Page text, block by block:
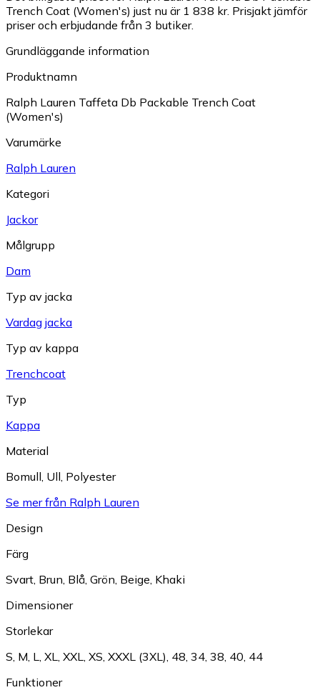
Trench Coat (Women's) just nu är 1 838 kr. Prisjakt jämför
priser och erbjudande från 3 butiker.
Grundläggande information
Produktnamn
Ralph Lauren Taffeta Db Packable Trench Coat
(Women's)
Varumärke
Ralph Lauren
Kategori
Jackor
Målgrupp
Dam
Typ av jacka
Vardag jacka
Typ av kappa
Trenchcoat
Typ
Kappa
Material
Bomull, Ull, Polyester
Se mer från Ralph Lauren
Design
Färg
Svart, Brun, Blå, Grön, Beige, Khaki
Dimensioner
Storlekar
S, M, L, XL, XXL, XS, XXXL (3XL), 48, 34, 38, 40, 44
Funktioner